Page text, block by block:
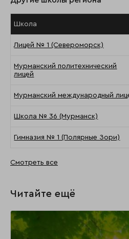
Школа
Лицей № 1 (Североморск)
Мурманский политехнический
лицей
Мурманский международный
Школа № 36 (Мурманск)
Гимназия № 1 (Полярные Зори)
Смотреть все
Читайте ещё